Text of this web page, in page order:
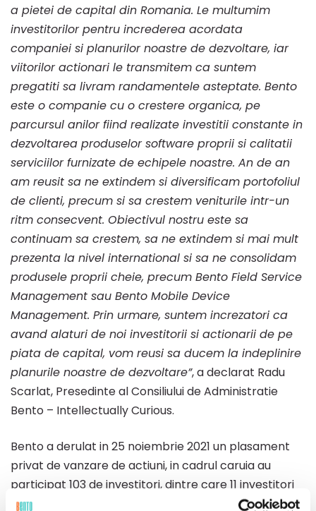
a pietei de capital din Romania. Le multumim
investitorilor pentru increderea acordata
companiei si planurilor noastre de dezvoltare, iar
viitorilor actionari le transmitem ca suntem
pregatiti sa livram randamentele asteptate. Bento
este o companie cu o crestere organica, pe
parcursul anilor fiind realizate investitii constante in
dezvoltarea produselor software proprii si calitatii
serviciilor furnizate de echipele noastre. An de an
am reusit sa ne extindem si diversificam portofoliul
de clienti, precum si sa crestem veniturile intr-un
ritm consecvent. Obiectivul nostru este sa
continuam sa crestem, sa ne extindem si mai mult
prezenta la nivel international si sa ne consolidam
produsele proprii cheie, precum Bento Field Service
Management sau Bento Mobile Device
Management. Prin urmare, suntem increzatori ca
avand alaturi de noi investitorii si actionarii de pe
piata de capital, vom reusi sa ducem la indeplinire
planurile noastre de dezvoltare”, a declarat Radu
Scarlat, Presedinte al Consiliului de Administratie
Bento – Intellectually Curious.
Bento a derulat in 25 noiembrie 2021 un plasament
privat de vanzare de actiuni, in cadrul caruia au
participat 103 de investitori, dintre care 11 investitori
calificati si 92 de retail. Valoarea actiunilor vandute in